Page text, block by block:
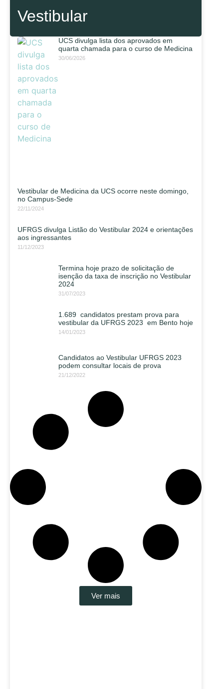
Vestibular
UCS divulga lista dos aprovados em
quarta chamada para o curso de Medicina
30/06/2026
Vestibular de Medicina da UCS ocorre neste domingo,
no Campus-Sede
22/11/2024
UFRGS divulga Listão do Vestibular 2024 e orientações
aos ingressantes
11/12/2023
Termina hoje prazo de solicitação de
isenção da taxa de inscrição no Vestibular
2024
31/07/2023
1.689 candidatos prestam prova para
vestibular da UFRGS 2023 em Bento hoje
14/01/2023
Candidatos ao Vestibular UFRGS 2023
podem consultar locais de prova
21/12/2022
Ver mais